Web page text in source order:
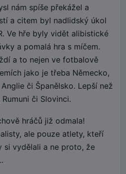
nám spíše překážel a
a citem byl nadlidský úkol
Ve hře byly vidět alibistické
a pomalá hra s míčem.
a to nejen ve fotbalově
jako je třeba Německo,
či Španělsko. Lepší než
či Slovinci.
hráčů již odmala!
ale pouze atlety, kteří
si vydělali a ne proto, že